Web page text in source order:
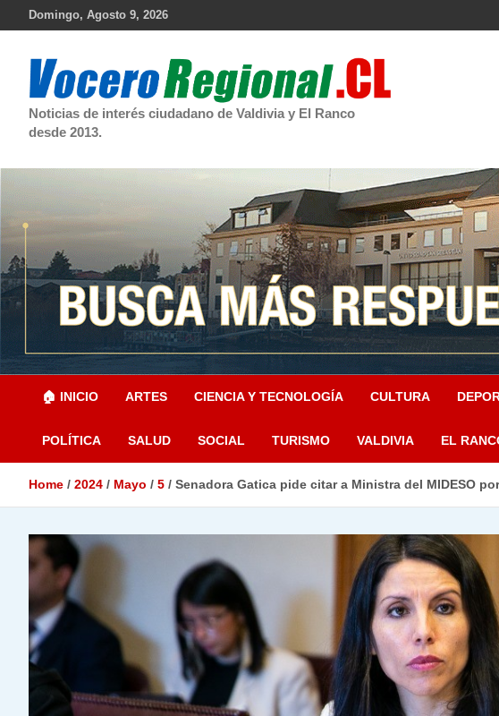
Domingo, Agosto 9, 2026
Noticias de interés ciudadano de Valdivia y El Ranco
desde 2013.
🏠 INICIO ARTES CIENCIA Y TECNOLOGÍA CULTURA
POLÍTICA SALUD SOCIAL TURISMO VALDIVIA EL
Home 2024 Mayo 5 Senadora Gatica pide citar a Ministra del MIDESO